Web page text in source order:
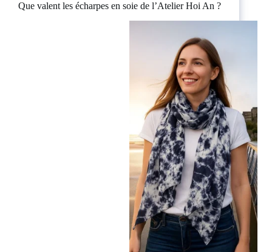
Que valent les écharpes en soie de l’Atelier Hoi An ?